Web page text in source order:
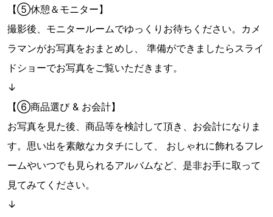
【⑤休憩＆モニター】
撮影後、モニタールームでゆっくりお待ちください。カメ
ラマンがお写真をおまとめし、 準備ができましたらスライ
ドショーでお写真をご覧いただきます。
↓
【⑥商品選び & お会計】
お写真を見た後、商品等を検討して頂き、お会計になりま
す。思い出を素敵なカタチにして、 おしゃれに飾れるフレ
ームやいつでも見られるアルバムなど、是非お手に取って
見てみてください。
↓